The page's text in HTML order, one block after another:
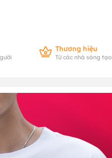
Thương hiệu
Từ các nhà sáng tạo